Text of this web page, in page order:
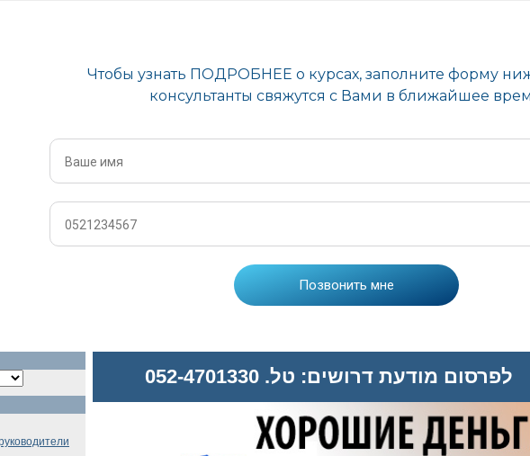
לפרסום מודעת דרושים: טל. 052-4701330